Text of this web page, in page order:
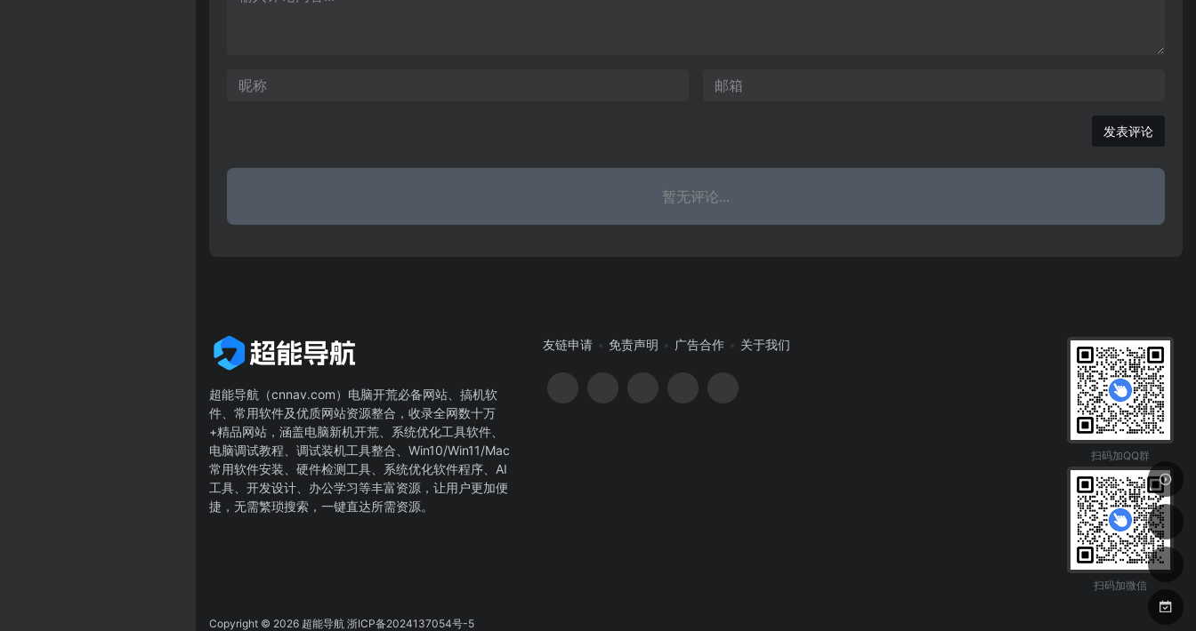
发表评论
暂无评论...
超能导航（cnnav.com）电脑开荒必备网站、搞机软
件、常用软件及优质网站资源整合，收录全网数十万
+精品网站，涵盖电脑新机开荒、系统优化工具软件、
电脑调试教程、调试装机工具整合、Win10/Win11/Mac
常用软件安装、硬件检测工具、系统优化软件程序、AI
工具、开发设计、办公学习等丰富资源，让用户更加便
捷，无需繁琐搜索，一键直达所需资源。
友链申请 免责声明 广告合作 关于我们
扫码加QQ群
扫码加微信
Copyright © 2026 超能导航 浙ICP备2024137054号-5